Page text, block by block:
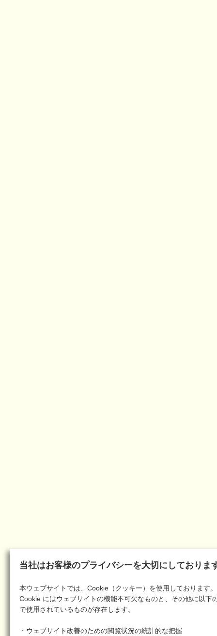
当社はお客様のプライバシーを大切にしておりま
本ウェブサイトでは、Cookie（クッキー）を使用しております。
Cookie にはウェブサイトの機能不可欠なものと、その他に以下
で使用されているものが存在します。
・ウェブサイト改善のための閲覧状況の統計的な把握